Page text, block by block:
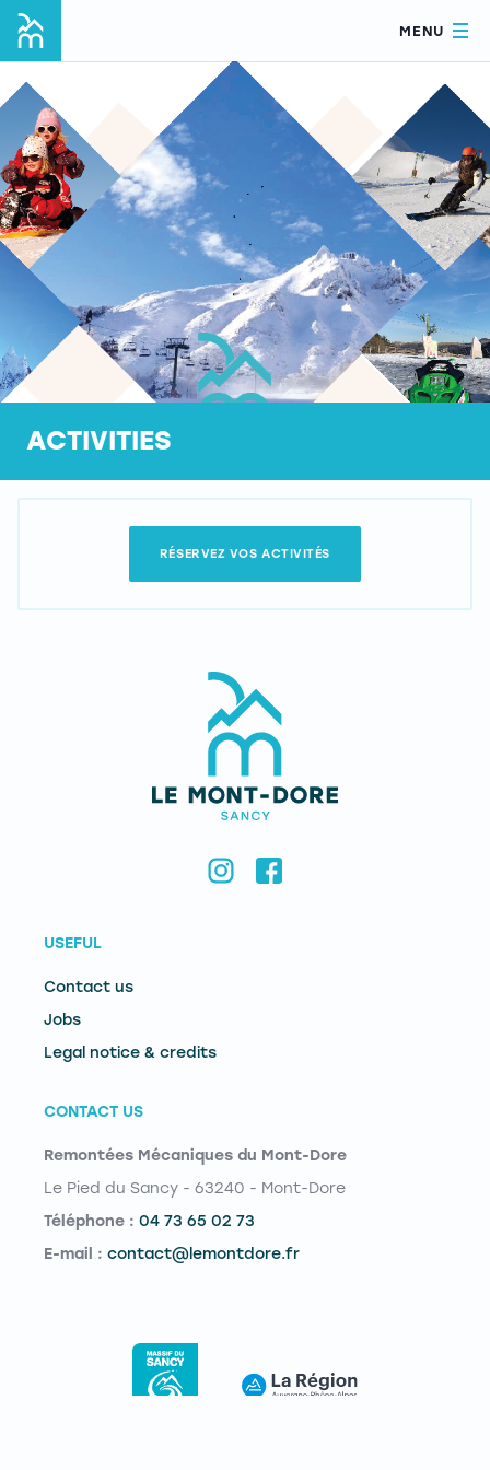
MENU
ACTIVITIES
RÉSERVEZ VOS ACTIVITÉS
USEFUL
Contact us
Jobs
Legal notice & credits
CONTACT US
Remontées Mécaniques du Mont-Dore
Le Pied du Sancy - 63240 - Mont-Dore
Téléphone : 04 73 65 02 73
E-mail : contact@lemontdore.fr